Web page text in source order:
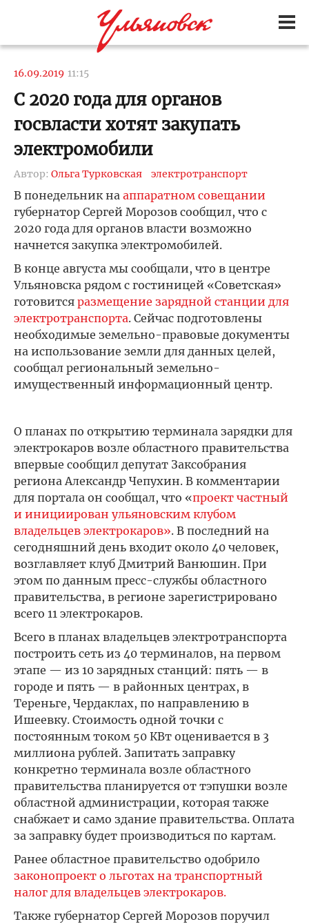
16.09.2019 11:15
С 2020 года для органов
госвласти хотят закупать
электромобили
Автор: Ольга Турковская электротранспорт
В понедельник на аппаратном совещании
губернатор Сергей Морозов сообщил, что с
2020 года для органов власти возможно
начнется закупка электромобилей.
В конце августа мы сообщали, что в центре
Ульяновска рядом с гостиницей «Советская»
готовится размещение зарядной станции для
электротранспорта. Сейчас подготовлены
необходимые земельно-правовые документы
на использование земли для данных целей,
сообщал региональный земельно-
имущественный информационный центр.
О планах по открытию терминала зарядки для
электрокаров возле областного правительства
впервые сообщил депутат Заксобрания
региона Александр Чепухин. В комментарии
для портала он сообщал, что «проект частный
и инициирован ульяновским клубом
владельцев электрокаров». В последний на
сегодняшний день входит около 40 человек,
возглавляет клуб Дмитрий Ванюшин. При
этом по данным пресс-службы областного
правительства, в регионе зарегистрировано
всего 11 электрокаров.
Всего в планах владельцев электротранспорта
построить сеть из 40 терминалов, на первом
этапе — из 10 зарядных станций: пять — в
городе и пять — в районных центрах, в
Тереньге, Чердаклах, по направлению в
Ишеевку. Стоимость одной точки с
постоянным током 50 КВт оценивается в 3
миллиона рублей. Запитать заправку
конкретно терминала возле областного
правительства планируется от тэпушки возле
областной администрации, которая также
снабжает и само здание правительства. Оплата
за заправку будет производиться по картам.
Ранее областное правительство одобрило
законопроект о льготах на транспортный
налог для владельцев электрокаров.
Также губернатор Сергей Морозов поручил